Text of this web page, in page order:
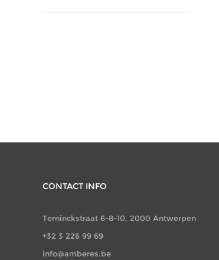
CONTACT INFO
Terninckstraat 6-8-10, 2000 Antwerpen
+32 3 226 99 69
info@amberes.be